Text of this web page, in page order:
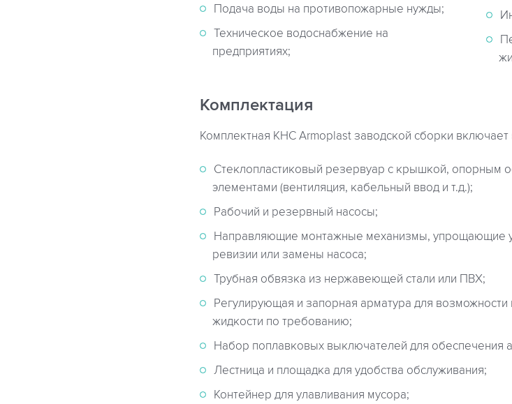
Подача воды на противопожарные нужды;
Техническое водоснабжение на
предприятиях;
Комплектация
Комплектная КНС Armoplast заводской сборки включает
Стеклопластиковый резервуар с крышкой, опорным
элементами (вентиляция, кабельный ввод и т.д.);
Рабочий и резервный насосы;
Направляющие монтажные механизмы, упрощающие
ревизии или замены насоса;
Трубная обвязка из нержавеющей стали или ПВХ;
Регулирующая и запорная арматура для
жидкости по требованию;
Набор поплавковых выключателей для обеспечения
Лестница и площадка для удобства обслуживания;
Контейнер для улавливания мусора;